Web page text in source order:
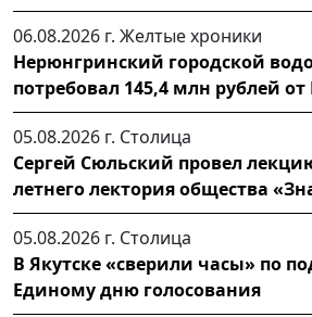
06.08.2026 г. Желтые хроники
Нерюнгринский городской
потребовал 145,4 млн рублей
05.08.2026 г. Столица
Сергей Сюльский провел
летнего лектория общества
05.08.2026 г. Столица
В Якутске «сверили часы» по
Единому дню голосования